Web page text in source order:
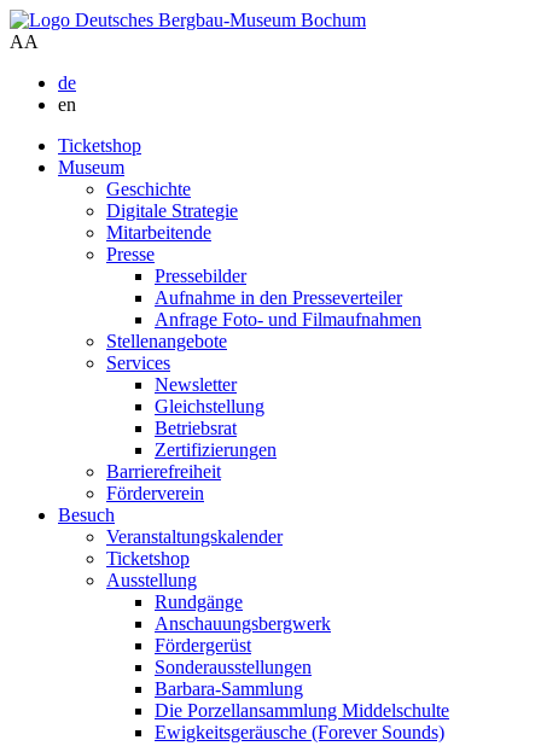
AA
de
en
Ticketshop
Museum
Geschichte
Digitale Strategie
Mitarbeitende
Presse
Pressebilder
Aufnahme in den Presseverteiler
Anfrage Foto- und Filmaufnahmen
Stellenangebote
Services
Newsletter
Gleichstellung
Betriebsrat
Zertifizierungen
Barrierefreiheit
Förderverein
Besuch
Veranstaltungskalender
Ticketshop
Ausstellung
Rundgänge
Anschauungsbergwerk
Fördergerüst
Sonderausstellungen
Barbara-Sammlung
Die Porzellansammlung Middelschulte
Ewigkeitsgeräusche (Forever Sounds)